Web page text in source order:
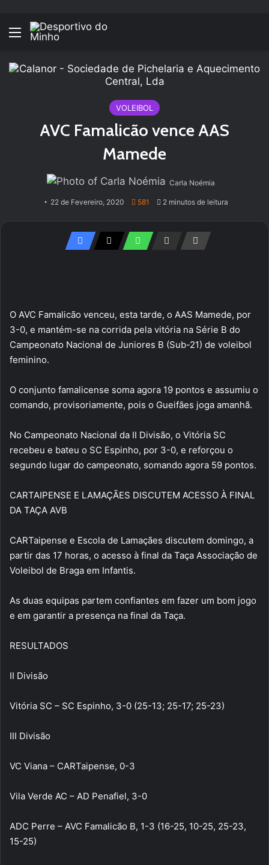
Menu
VOLEIBOL
AVC Famalicão vence AAS
Mamede
Carla Noémia
22 de Fevereiro, 2020 581 2 minutos de leitura
O AVC Famalicão venceu, esta tarde, o AAS Mamede, por
3-0, e mantém-se na corrida pela vitória na Série B do
Campeonato Nacional de Juniores B (Sub-21) de voleibol
feminino.
O conjunto famalicense soma agora 19 pontos e assumiu o
comando, provisoriamente, pois o Gueifães joga amanhã.
No Campeonato Nacional da II Divisão, o Vitória SC
recebeu e bateu o SC Espinho, por 3-0, e reforçou o
segundo lugar do campeonato, somando agora 59 pontos.
CARTAIPENSE E LAMAÇÃES DISCUTEM ACESSO À FINAL
DA TAÇA AVB
CARTaipense e Escola de Lamaçães discutem domingo, a
partir das 17 horas, o acesso à final da Taça Associação de
Voleibol de Braga em Infantis.
As duas equipas partem confiantes em fazer um bom jogo
e em garantir a presença na final da Taça.
RESULTADOS
II Divisão
Vitória SC – SC Espinho, 3-0 (25-13; 25-17; 25-23)
III Divisão
VC Viana – CARTaipense, 0-3
Vila Verde AC – AD Penafiel, 3-0
ADC Perre – AVC Famalicão B, 1-3 (16-25, 10-25, 25-23,
15-25)